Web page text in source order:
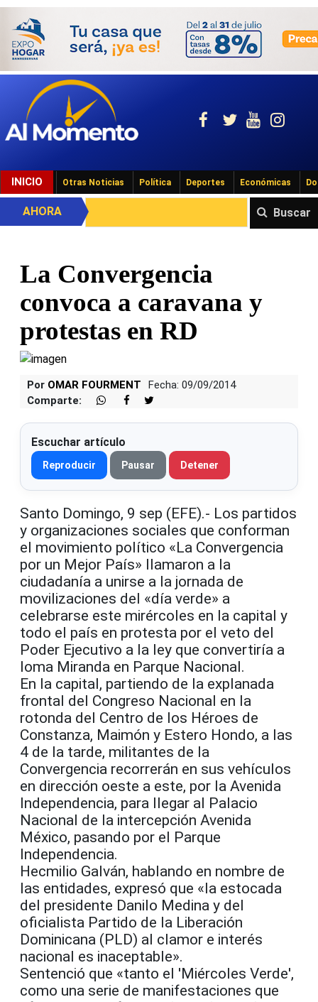
INICIO Otras Noticias Política Deportes Económicas
Buscar
AHORA
La Convergencia
convoca a caravana y
protestas en RD
Por OMAR FOURMENT
Fecha: 09/09/2014
Comparte:
Escuchar artículo
Reproducir Pausar Detener
Santo Domingo, 9 sep (EFE).- Los partidos
y organizaciones sociales que conforman
el movimiento político «La Convergencia
por un Mejor País» llamaron a la
ciudadanía a unirse a la jornada de
movilizaciones del «día verde» a
celebrarse este mirércoles en la capital y
todo el país en protesta por el veto del
Poder Ejecutivo a la ley que convertiría a
loma Miranda en Parque Nacional.
En la capital, partiendo de la explanada
frontal del Congreso Nacional en la
rotonda del Centro de los Héroes de
Constanza, Maimón y Estero Hondo, a las
4 de la tarde, militantes de la
Convergencia recorrerán en sus vehículos
en dirección oeste a este, por la Avenida
Independencia, para llegar al Palacio
Nacional de la intercepción Avenida
México, pasando por el Parque
Independencia.
Hecmilio Galván, hablando en nombre de
las entidades, expresó que «la estocada
del presidente Danilo Medina y del
oficialista Partido de la Liberación
Dominicana (PLD) al clamor e interés
nacional es inaceptable».
Sentenció que «tanto el 'Miércoles Verde',
como una serie de manifestaciones que